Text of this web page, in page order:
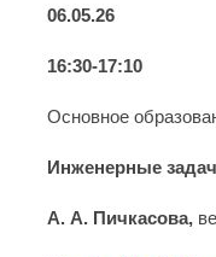
06.05.26
16:30-17:10
Основное
Инженерные
А. А. Пичкасова,